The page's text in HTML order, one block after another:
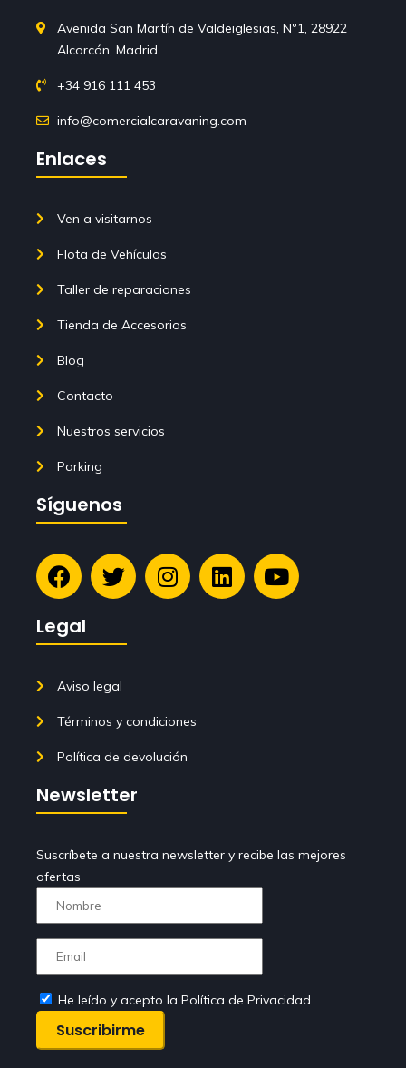
Avenida San Martín de Valdeiglesias, Nº1, 28922
Alcorcón, Madrid.
+34 916 111 453
info@comercialcaravaning.com
Enlaces
Ven a visitarnos
Flota de Vehículos
Taller de reparaciones
Tienda de Accesorios
Blog
Contacto
Nuestros servicios
Parking
Síguenos
Legal
Aviso legal
Términos y condiciones
Política de devolución
Newsletter
Suscríbete a nuestra newsletter y recibe las mejores
ofertas
He leído y acepto la Política de Privacidad.